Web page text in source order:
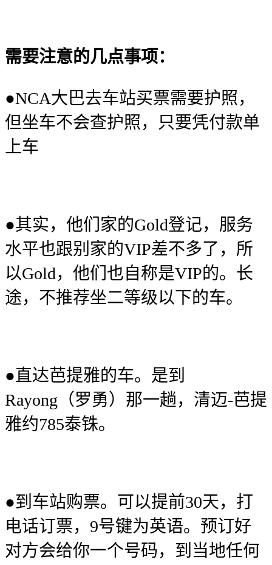
需要注意的几点事项：
●NCA大巴去车站买票需要护照，
但坐车不会查护照，只要凭付款单
上车
●其实，他们家的Gold登记，服务
水平也跟别家的VIP差不多了，所
以Gold，他们也自称是VIP的。长
途，不推荐坐二等级以下的车。
●直达芭提雅的车。是到
Rayong（罗勇）那一趟，清迈-芭提
雅约785泰铢。
●到车站购票。可以提前30天，打
电话订票，9号键为英语。预订好
对方会给你一个号码，到当地任何